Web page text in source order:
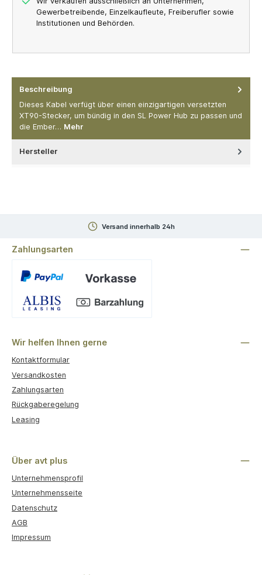
Gewerbetreibende, Einzelkaufleute, Freiberufler sowie
Institutionen und Behörden.
Beschreibung
Dieses Kabel verfügt über einen einzigartigen versetzten
XT90-Stecker, um bündig in den SL Power Hub zu passen und
die Ember… Mehr
Hersteller
Versand innerhalb 24h
Zahlungsarten
Wir helfen Ihnen gerne
Kontaktformular
Versandkosten
Zahlungsarten
Rückgaberegelung
Leasing
Über avt plus
Unternehmensprofil
Unternehmensseite
Datenschutz
AGB
Impressum